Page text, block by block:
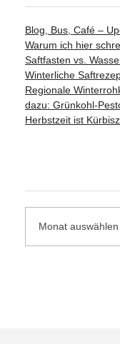
Blog, Bus, Café –
Warum ich hier
Saftfasten vs.
Winterliche
Regionale
dazu: Grünkohl-
Herbstzeit ist